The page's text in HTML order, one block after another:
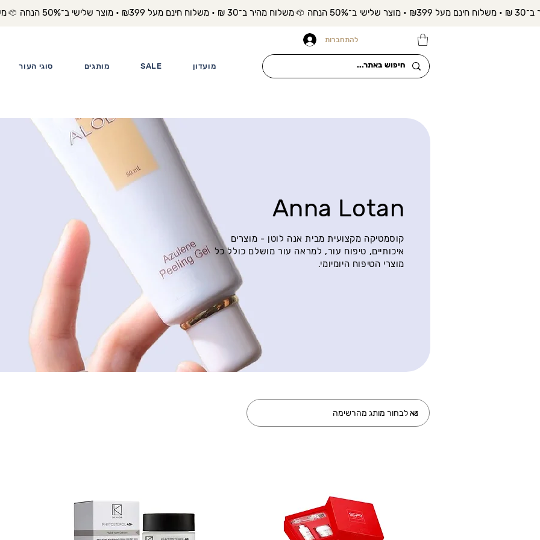
משלוח
סוגי העור מותגים SALE מועדון
להתחברות
Anna Lotan
קוסמטיקה מקצועית מבית אנה לוטן - מוצרים
איכותיים, טיפוח עור, למראה עור מושלם כולל כל
מוצרי הטיפוח היומיומי.